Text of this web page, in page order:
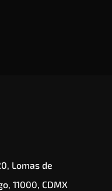
Lomas de
11000, CDMX